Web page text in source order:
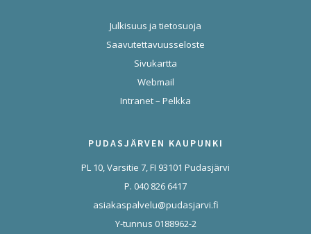
Julkisuus ja tietosuoja
Saavutettavuusseloste
Sivukartta
Webmail
Intranet – Pelkka
PUDASJÄRVEN KAUPUNKI
PL 10, Varsitie 7, FI 93101 Pudasjärvi
P. 040 826 6417
asiakaspalvelu@pudasjarvi.fi
Y-tunnus 0188962-2